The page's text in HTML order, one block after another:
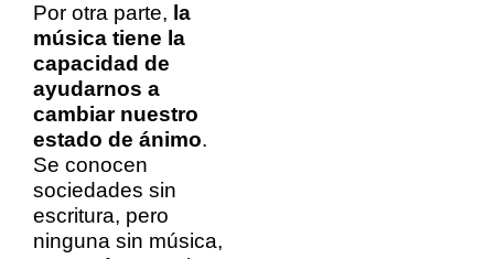
Por otra parte, la
música tiene la
capacidad de
ayudarnos a
cambiar nuestro
estado de ánimo.
Se conocen
sociedades sin
escritura, pero
ninguna sin música,